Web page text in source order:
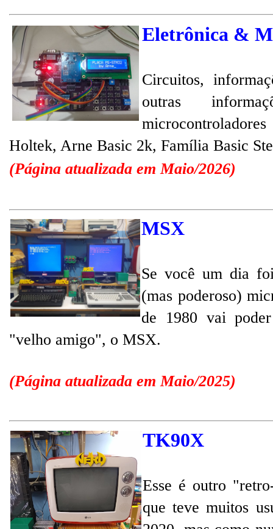
Eletrônica &
Circuitos,
outras
Holtek, Arne Basic 2k, Família Basic
(Página atualizada em Maio/2026)
MSX
Se você um dia
(mas poderoso)
de 1980 vai
"velho amigo", o MSX.
(Página atualizada em Maio/2025)
TK90X
Esse é outro
que teve muitos